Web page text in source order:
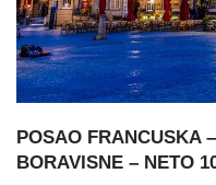
POSAO FRANCUSKA
BORAVISNE – NETO